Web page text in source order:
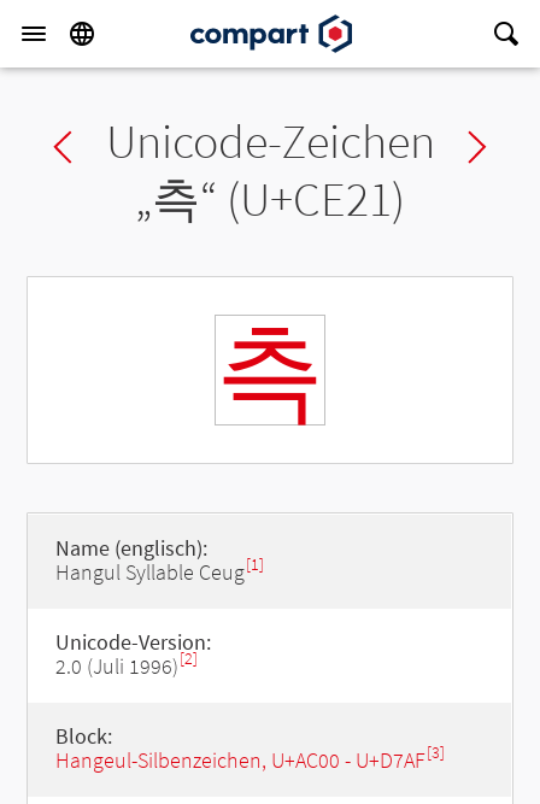
Previous char
Unicode-Zeichen
„측“ (U+CE21)
측
Name (englisch):
Hangul Syllable Ceug[1]
Unicode-Version:
2.0 (Juli 1996)[2]
Block:
Hangeul-Silbenzeichen, U+AC00 - U+D7AF[3]